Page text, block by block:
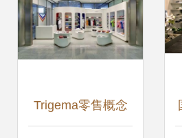
Trigema零售概念